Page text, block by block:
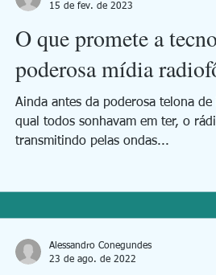
O que promete a
poderosa mídia
Ainda antes da poderosa telona
qual todos sonhavam em ter, o
transmitindo pelas ondas...
15 de fev. de 2023
Alessandro Conegundes
23 de ago. de 2022